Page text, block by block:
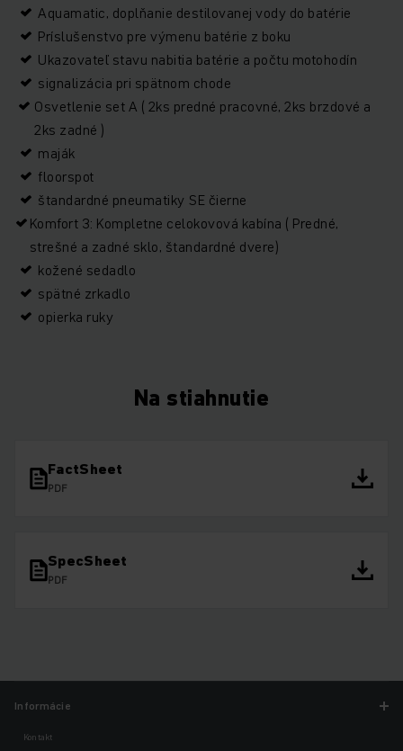
Aquamatic, doplňanie destilovanej vody do batérie
Príslušenstvo pre výmenu batérie z boku
Ukazovateľ stavu nabitia batérie a počtu motohodín
signalizácia pri spätnom chode
Osvetlenie set A ( 2ks predné pracovné, 2ks brzdové a
2ks zadné )
maják
floorspot
štandardné pneumatiky SE čierne
Komfort 3: Kompletne celokovová kabína ( Predné,
strešné a zadné sklo, štandardné dvere)
kožené sedadlo
spätné zrkadlo
opierka ruky
Na stiahnutie
FactSheet
PDF
SpecSheet
PDF
Informácie
Kontakt